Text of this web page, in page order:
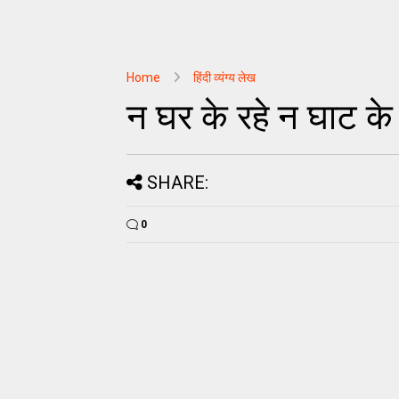
Home हिंदी व्यंग्य लेख
न घर के रहे न घाट के
SHARE:
0